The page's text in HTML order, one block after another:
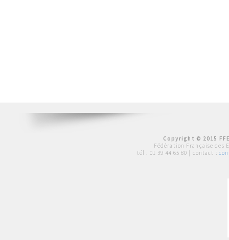
Copyright © 2015
Fédération Française des
tél : 01 39 44 65 80 | contact :